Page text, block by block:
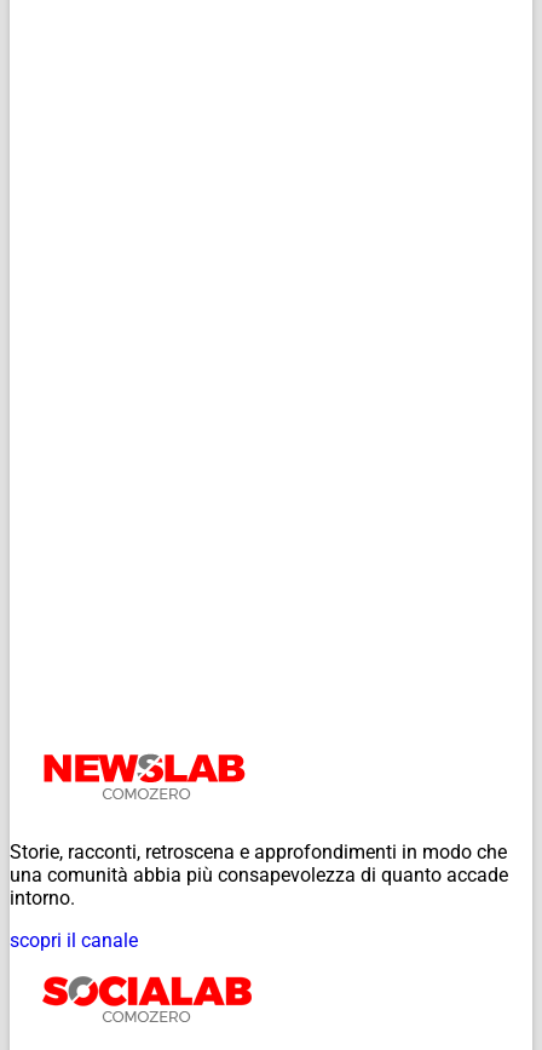
Storie, racconti, retroscena e approfondimenti in modo che
una comunità abbia più consapevolezza di quanto accade
intorno.
scopri il canale